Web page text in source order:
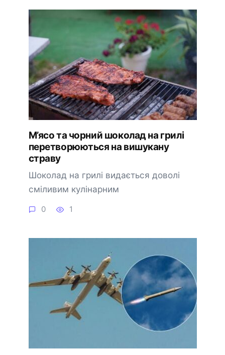
М’ясо та чорний шоколад на грилі
перетворюються на вишукану
страву
Шоколад на грилі видається доволі
сміливим кулінарним
0 1